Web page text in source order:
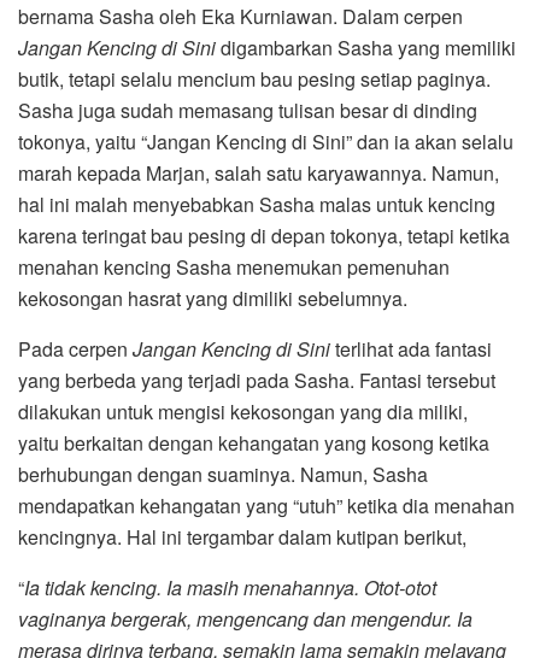
bernama Sasha oleh Eka Kurniawan. Dalam cerpen
Jangan Kencing di Sinidigambarkan Sasha yang memiliki
butik, tetapi selalu mencium bau pesing setiap paginya.
Sasha juga sudah memasang tulisan besar di dinding
tokonya, yaitu “Jangan Kencing di Sini” dan ia akan selalu
marah kepada Marjan, salah satu karyawannya. Namun,
hal ini malah menyebabkan Sasha malas untuk kencing
karena teringat bau pesing di depan tokonya, tetapi ketika
menahan kencing Sasha menemukan pemenuhan
kekosongan hasrat yang dimiliki sebelumnya.
Pada cerpen Jangan Kencing di Siniterlihat ada fantasi
yang berbeda yang terjadi pada Sasha. Fantasi tersebut
dilakukan untuk mengisi kekosongan yang dia miliki,
yaitu berkaitan dengan kehangatan yang kosong ketika
berhubungan dengan suaminya. Namun, Sasha
mendapatkan kehangatan yang “utuh” ketika dia menahan
kencingnya. Hal ini tergambar dalam kutipan berikut,
“Ia tidak kencing. Ia masih menahannya. Otot-otot
vaginanya bergerak, mengencang dan mengendur. Ia
merasa dirinya terbang, semakin lama semakin melayang